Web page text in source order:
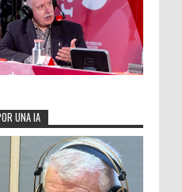
UNA IA